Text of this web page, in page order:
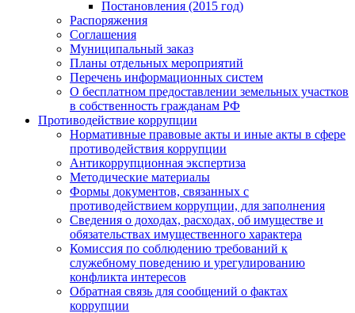
Постановления (2015 год)
Распоряжения
Соглашения
Муниципальный заказ
Планы отдельных мероприятий
Перечень информационных систем
О бесплатном предоставлении земельных участков
в собственность гражданам РФ
Противодействие коррупции
Нормативные правовые акты и иные акты в сфере
противодействия коррупции
Антикоррупционная экспертиза
Методические материалы
Формы документов, связанных с
противодействием коррупции, для заполнения
Сведения о доходах, расходах, об имуществе и
обязательствах имущественного характера
Комиссия по соблюдению требований к
служебному поведению и урегулированию
конфликта интересов
Обратная связь для сообщений о фактах
коррупции